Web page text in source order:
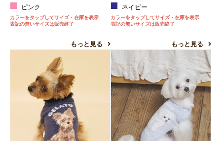
ピンク
カラーをタップしてサイズ・在庫を表示
表記の無いサイズは販売終了
もっと見る
ネイビー
カラーをタップしてサイズ・在庫を表示
表記の無いサイズは販売終了
もっと見る